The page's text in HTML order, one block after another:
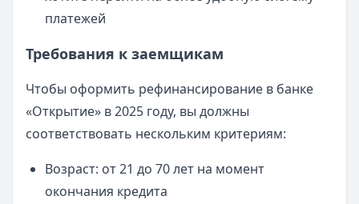
платежей
Требования к заемщикам
Чтобы оформить рефинансирование в банке
«Открытие» в 2025 году, вы должны
соответствовать нескольким критериям:
Возраст: от 21 до 70 лет на момент
окончания кредита